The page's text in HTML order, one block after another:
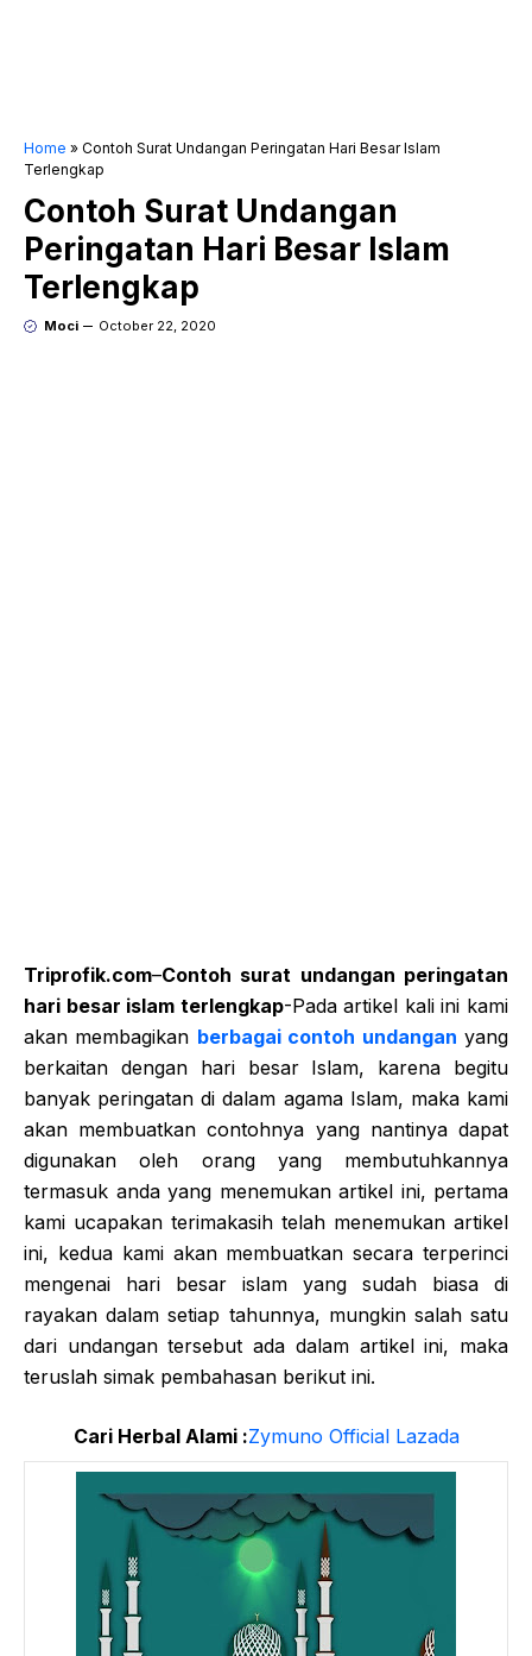
Home » Contoh Surat Undangan Peringatan Hari Besar Islam
Terlengkap
Contoh Surat Undangan
Peringatan Hari Besar Islam
Terlengkap
Moci October 22, 2020
Triprofik.com–Contoh surat undangan peringatan
hari besar islam terlengkap-Pada artikel kali ini kami
akan membagikan berbagai contoh undangan yang
berkaitan dengan hari besar Islam, karena begitu
banyak peringatan di dalam agama Islam, maka kami
akan membuatkan contohnya yang nantinya dapat
digunakan oleh orang yang membutuhkannya
termasuk anda yang menemukan artikel ini, pertama
kami ucapakan terimakasih telah menemukan artikel
ini, kedua kami akan membuatkan secara terperinci
mengenai hari besar islam yang sudah biasa di
rayakan dalam setiap tahunnya, mungkin salah satu
dari undangan tersebut ada dalam artikel ini, maka
teruslah simak pembahasan berikut ini.
Cari Herbal Alami :Zymuno Official Lazada